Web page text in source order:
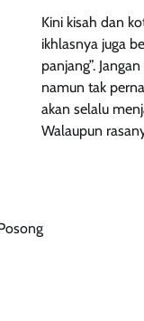
Kini kisah dan
ikhlasnya juga
panjang”.
namun tak
akan selalu
Walaupun